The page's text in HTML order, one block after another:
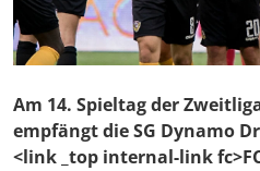
Am 14. Spieltag der
empfängt die SG Dynamo
<link _top internal-link